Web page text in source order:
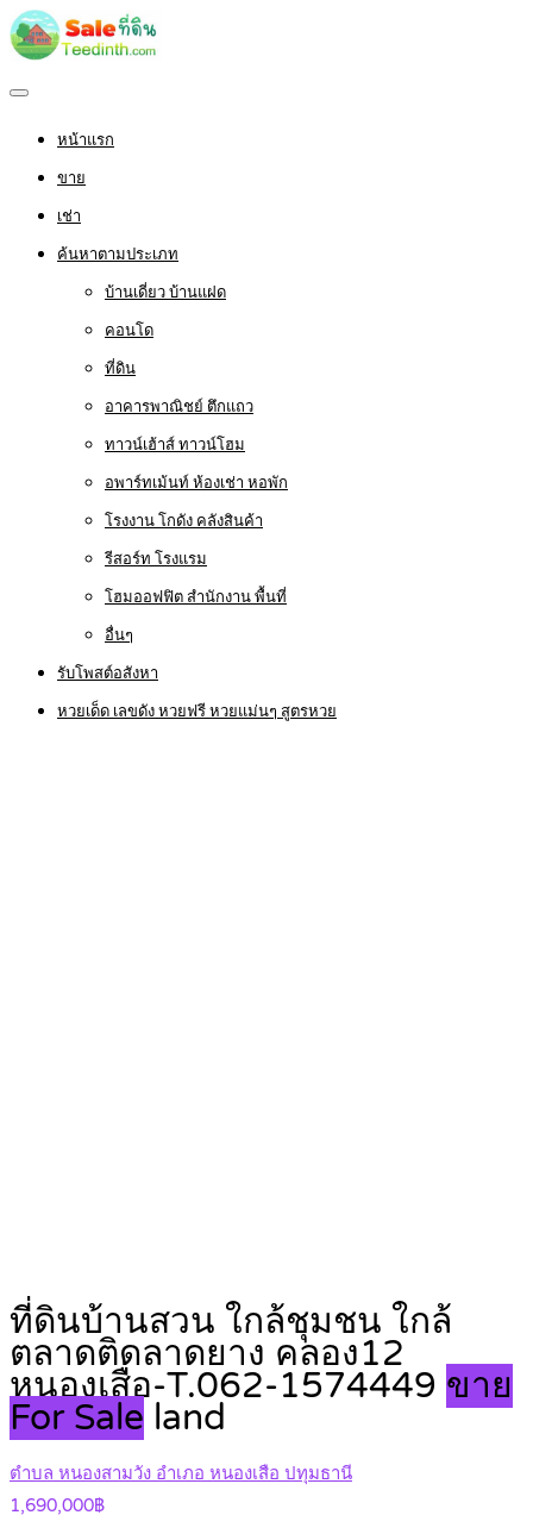
หน้าแรก
ขาย
เช่า
ค้นหาตามประเภท
บ้านเดี่ยว บ้านแฝด
คอนโด
ที่ดิน
อาคารพาณิชย์ ตึกแถว
ทาวน์เฮ้าส์ ทาวน์โฮม
อพาร์ทเม้นท์ ห้องเช่า หอพัก
โรงงาน โกดัง คลังสินค้า
รีสอร์ท โรงแรม
โฮมออฟฟิต สำนักงาน พื้นที่
อื่นๆ
รับโพสต์อสังหา
หวยเด็ด เลขดัง หวยฟรี หวยแม่นๆ สูตรหวย
ที่ดินบ้านสวน ใกล้ชุมชน ใกล้
ตลาดติดลาดยาง คลอง12
หนองเสือ-T.062-1574449 ขาย
For Sale land
ตำบล หนองสามวัง อำเภอ หนองเสือ ปทุมธานี
1,690,000฿